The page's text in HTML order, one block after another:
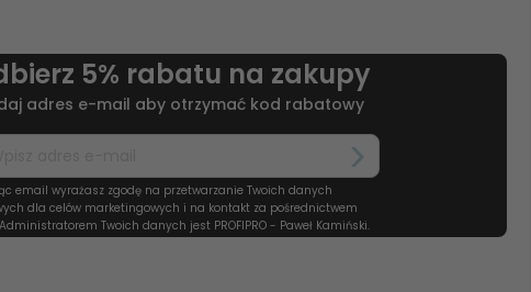
5% rabatu na zakupy
adres e-mail aby otrzymać kod rabatowy
email wyrażasz zgodę na przetwarzanie Twoich danych
dla celów marketingowych i na kontakt za pośrednictwem
Twoich danych jest PROFIPRO - Paweł Kamiński.